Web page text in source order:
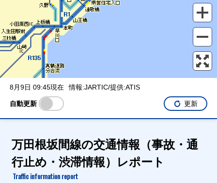
8月9日 09:45現在 情報:JARTIC/提供:ATIS
自動更新 更新
万田根坂間線の交通情報（事故・通
行止め・渋滞情報）レポート
Traffic information report